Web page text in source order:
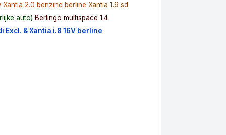
Xantia 2.0 benzine berline Xantia 1.9 sd
auto) Berlingo multispace 1.4
Excl. & Xantia i.8 16V berline